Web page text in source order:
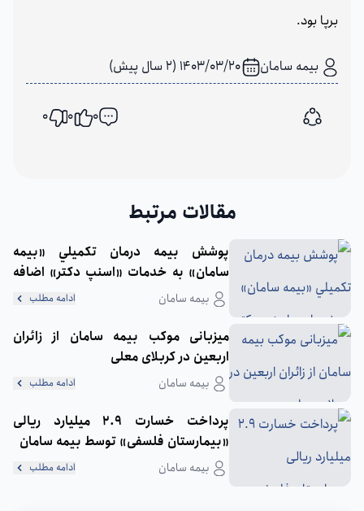
برپا بود.
بیمه سامان 1403/03/20 (2 سال پیش)
اشتراک گذاری
0
0
0
مقالات مرتبط
پوشش بيمه درمان تكميلي «بيمه
سامان» به خدمات «اسنپ‌ دكتر» اضافه
شد بیمه سامان ادامه مطلب
میزبانی موکب بیمه سامان از زائران
اربعین در کربلای معلی
بیمه سامان ادامه مطلب
پرداخت خسارت 2.9 میلیارد ریالی
«بیمارستان فلسفی» توسط بیمه سامان
بیمه سامان ادامه مطلب